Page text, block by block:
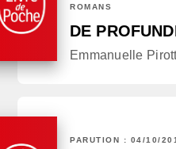
ROMANS
DE
Emmanuelle
PARUTION : 04/10/